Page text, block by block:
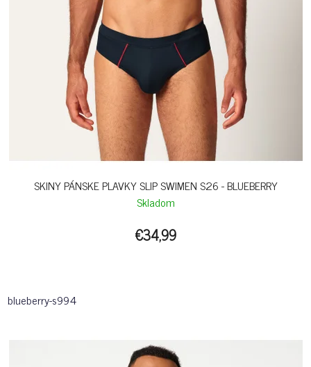
SKINY PÁNSKE PLAVKY SLIP SWIMEN S26 - BLUEBERRY
Skladom
€34,99
blueberry-s994